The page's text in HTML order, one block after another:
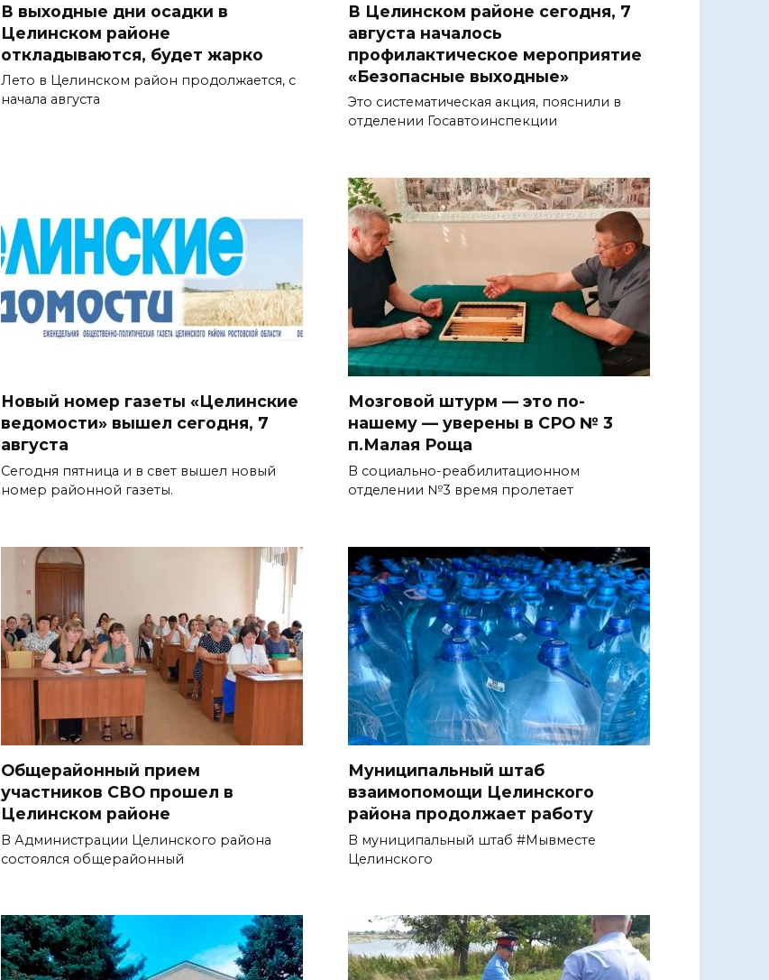
В выходные дни осадки в
Целинском районе
откладываются, будет жарко
Лето в Целинском район продолжается, с
начала августа
В Целинском районе сегодня, 7
августа началось
профилактическое мероприятие
«Безопасные выходные»
Это систематическая акция, пояснили в
отделении Госавтоинспекции
Новый номер газеты «Целинские
ведомости» вышел сегодня, 7
августа
Сегодня пятница и в свет вышел новый
номер районной газеты.
Мозговой штурм — это по-
нашему — уверены в СРО № 3
п.Малая Роща
В социально-реабилитационном
отделении №3 время пролетает
Общерайонный прием
участников СВО прошел в
Целинском районе
В Администрации Целинского района
состоялся общерайонный
Муниципальный штаб
взаимопомощи Целинского
района продолжает работу
В муниципальный штаб #Мывместе
Целинского